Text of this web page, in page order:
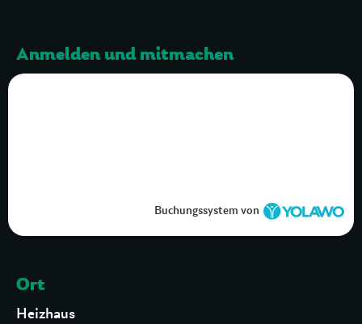
Anmelden und mitmachen
Buchungssystem von
Ort
Heizhaus